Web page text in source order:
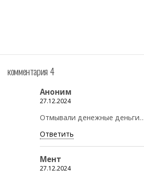
комментария 4
Аноним
27.12.2024
Отмывали денежные
Ответить
Мент
27.12.2024